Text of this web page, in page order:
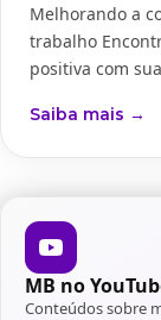
Melhorando a
trabalho
positiva com
Saiba mais →
MB no
Conteúdos sobre